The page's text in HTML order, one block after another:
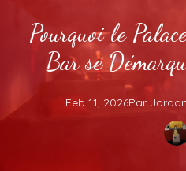
Pourquoi le
Bar se
Feb 11, 2026Par Jordan